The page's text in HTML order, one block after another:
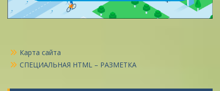
Карта сайта
СПЕЦИАЛЬНАЯ HTML – РАЗМЕТКА